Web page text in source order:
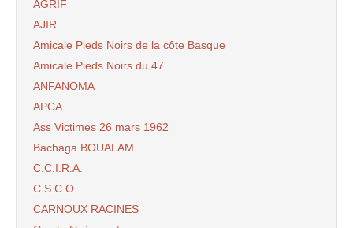
AGRIF
AJIR
Amicale Pieds Noirs de la côte Basque
Amicale Pieds Noirs du 47
ANFANOMA
APCA
Ass Victimes 26 mars 1962
Bachaga BOUALAM
C.C.I.R.A.
C.S.C.O
CARNOUX RACINES